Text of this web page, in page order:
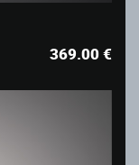
369.00€